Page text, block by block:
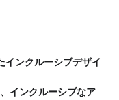
インクルーシブデザイ
インクルーシブなア